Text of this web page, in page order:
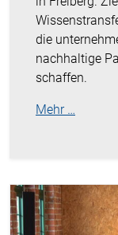
die
nachhaltige
schaffen.
Mehr …